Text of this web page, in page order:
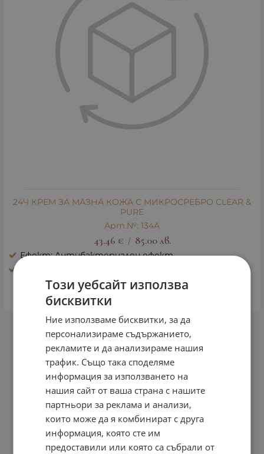
24Ч КРЕМ ЗА МАЗНА КОЖА С МИКРОСРЕБРО CLEAR &
PURE
Арт.№: 134А
43.46 € / 85.00 лв.
Ефект: Антибактериален ефект
На страница по:
Този уебсайт използва
бисквитки
Ние използваме бисквитки, за да
персонализираме съдържанието,
рекламите и да анализираме нашия
трафик. Също така споделяме
информация за използването на
нашия сайт от ваша страна с нашите
партньори за реклама и анализи,
които може да я комбинират с друга
информация, която сте им
предоставили или която са събрали от